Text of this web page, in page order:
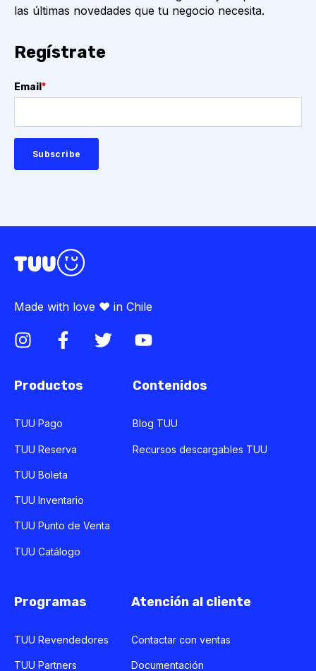
las últimas novedades que tu negocio necesita.
Regístrate
Email *
Made with love ♥ in Chile
Productos
TUU Pago
TUU Reserva
TUU Boleta
TUU Inventario
TUU Punto de Venta
TUU Catálogo
Contenidos
Blog TUU
Recursos descargables TUU
Programas
TUU Revendedores
TUU Partners
Atención al cliente
Contactar con ventas
Documentación